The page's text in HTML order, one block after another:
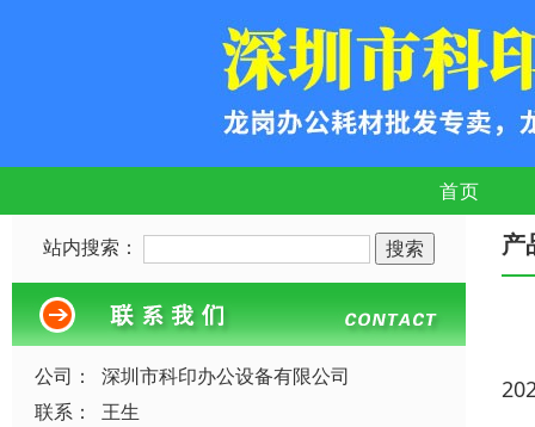
首页
站内搜索：
公司：
深圳市科印办公设备有限公司
联系：
王生
产